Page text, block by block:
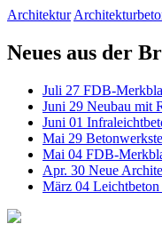
Architektur
Neues aus der
Juli 27 FDB-
Juni 29 Neubau mit
Juni 01
Mai 29
Mai 04 FDB-
Apr. 30 Neue
März 04